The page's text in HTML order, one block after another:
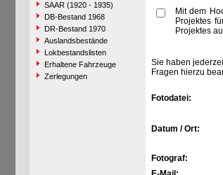
SAAR (1920 - 1935)
DB-Bestand 1968
DR-Bestand 1970
Auslandsbestände
Lokbestandslisten
Erhaltene Fahrzeuge
Zerlegungen
Mit dem
Projektes
Projektes
Sie haben
Fragen hierzu
Fotodatei:
Datum / Ort:
Fotograf: